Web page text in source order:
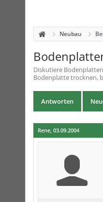
Neubau
Diskutiere
Bodenplatte trocknen,
Antworten
Rene, 03.09.2004